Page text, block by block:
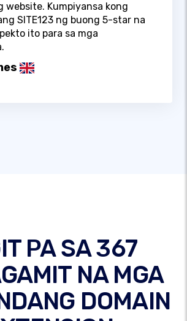
website. Kumpiyansa kong
SITE123 ng buong 5-star na
ito para sa mga
PA SA 367
NA MGA
DOMAIN